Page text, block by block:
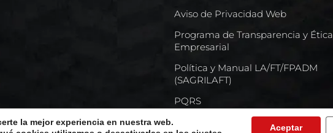
Aviso de Privacidad Web
Programa de Transparencia y Ética
Empresarial
Política y Manual LA/FT/FPADM
(SAGRILAFT)
PQRS
la mejor experiencia en nuestra web.
Aceptar